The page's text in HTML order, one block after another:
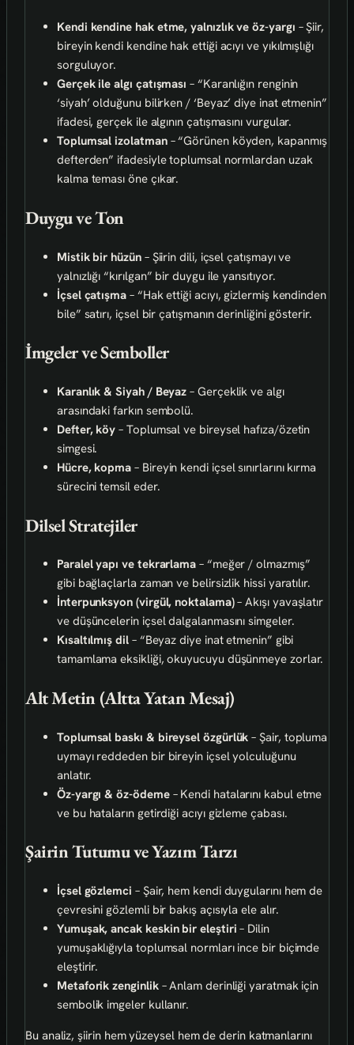
Kendi kendine hak etme, yalnızlık ve öz-yargı – Şiir,
bireyin kendi kendine hak ettiği acıyı ve yıkılmışlığı
sorguluyor.
Gerçek ile algı çatışması – “Karanlığın renginin
‘siyah’ olduğunu bilirken / ‘Beyaz’ diye inat etmenin”
ifadesi, gerçek ile algının çatışmasını vurgular.
Toplumsal izolatman– “Görünen köyden, kapanmış
defterden” ifadesiyle toplumsal normlardan uzak
kalma teması öne çıkar.
Duygu ve Ton
Mistik bir hüzün– Şiirin dili, içsel çatışmayı ve
yalnızlığı “kırılgan” bir duygu ile yansıtıyor.
İçsel çatışma – “Hak ettiği acıyı, gizlermiş kendinden
bile” satırı, içsel bir çatışmanın derinliğini gösterir.
İmgeler ve Semboller
Karanlık & Siyah / Beyaz – Gerçeklik ve algı
arasındaki farkın sembolü.
Defter, köy – Toplumsal ve bireysel hafıza/özetin
simgesi.
Hücre, kopma – Bireyin kendi içsel sınırlarını kırma
sürecini temsil eder.
Dilsel Stratejiler
Paralel yapı ve tekrarlama – “meğer / olmazmış”
gibi bağlaçlarla zaman ve belirsizlik hissi yaratılır.
İnterpunksyon (virgül, noktalama)– Akışı yavaşlatır
ve düşüncelerin içsel dalgalanmasını simgeler.
Kısaltılmış dil– “Beyaz diye inat etmenin” gibi
tamamlama eksikliği, okuyucuyu düşünmeye zorlar.
Alt Metin (Altta Yatan Mesaj)
Toplumsal baskı & bireysel özgürlük – Şair, topluma
uymayı reddeden bir bireyin içsel yolculuğunu
anlatır.
Öz-yargı & öz-ödeme– Kendi hatalarını kabul etme
ve bu hataların getirdiği acıyı gizleme çabası.
Şairin Tutumu ve Yazım Tarzı
İçsel gözlemci – Şair, hem kendi duygularını hem de
çevresini gözlemli bir bakış açısıyla ele alır.
Yumuşak, ancak keskin bir eleştiri – Dilin
yumuşaklığıyla toplumsal normları ince bir biçimde
eleştirir.
Metaforik zenginlik– Anlam derinliği yaratmak için
sembolik imgeler kullanır.
Bu analiz, şiirin hem yüzeysel hem de derin katmanlarını